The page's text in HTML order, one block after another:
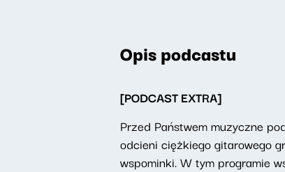
Opis podcastu
[PODCAST EXTRA]
Przed Państwem muzyczne
odcieni ciężkiego gitarowego
wspominki. W tym programie